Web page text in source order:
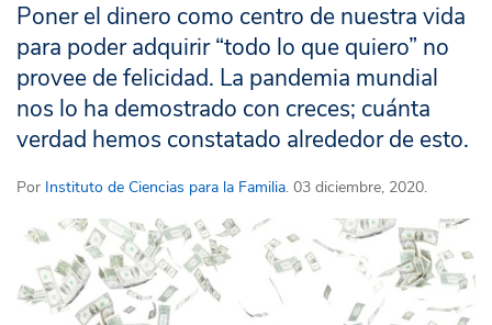
Poner el dinero como centro de nuestra vida
para poder adquirir “todo lo que quiero” no
provee de felicidad. La pandemia mundial
nos lo ha demostrado con creces; cuánta
verdad hemos constatado alrededor de esto.
Por Instituto de Ciencias para la Familia. 03 diciembre, 2020.